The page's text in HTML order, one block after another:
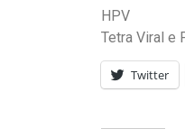
HPV
Tetra Viral e
Twitter